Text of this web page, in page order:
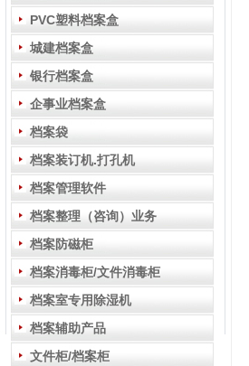
PVC塑料档案盒
城建档案盒
银行档案盒
企事业档案盒
档案袋
档案装订机.打孔机
档案管理软件
档案整理（咨询）业务
档案防磁柜
档案消毒柜/文件消毒柜
档案室专用除湿机
档案辅助产品
文件柜/档案柜